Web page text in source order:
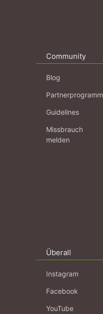
Community
Blog
Partnerprogramm
Guidelines
Missbrauch
melden
Überall
Instagram
Facebook
YouTube